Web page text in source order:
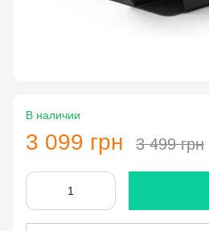
В наличии
3 099 грн 3 499 грн